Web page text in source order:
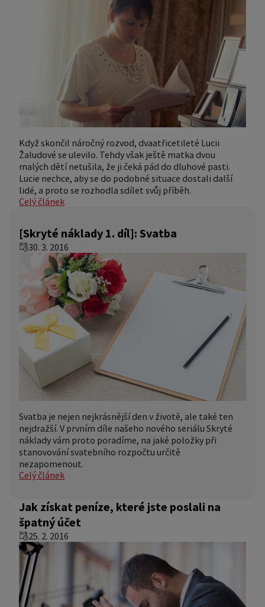
Když skončil náročný rozvod, dvaatřicetileté Lucii
Žaludové se ulevilo. Tehdy však ještě matka dvou
malých dětí netušila, že ji čeká pád do dluhové pasti.
Lucie nechce, aby se do podobné situace dostali další
lidé, a proto se rozhodla sdílet svůj příběh.
Celý článek
[Skryté náklady 1. díl]: Svatba
30. 3. 2016
Svatba je nejen nejkrásnější den v životě, ale také ten
nejdražší. V prvním díle našeho nového seriálu Skryté
náklady vám proto poradíme, na jaké položky při
stanovování svatebního rozpočtu určitě
nezapomenout.
Celý článek
Jak získat peníze, které jste poslali na
špatný účet
25. 2. 2016